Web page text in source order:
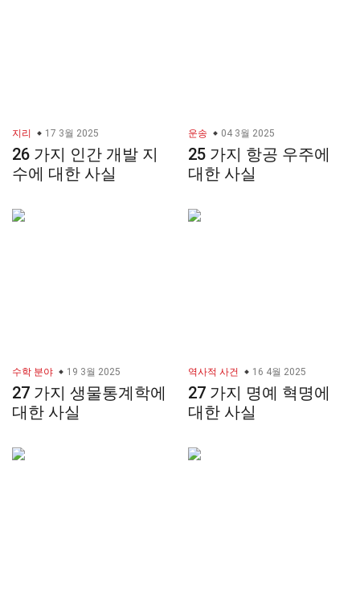
지리 17 3월 2025
26 가지 인간 개발 지
수에 대한 사실
운송 04 3월 2025
25 가지 항공 우주에
대한 사실
수학 분야 19 3월 2025
27 가지 생물통계학에
대한 사실
역사적 사건 16 4월 2025
27 가지 명예 혁명에
대한 사실